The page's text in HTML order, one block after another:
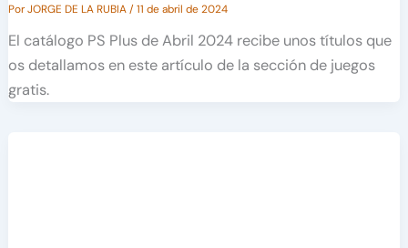
PorJORGE DE LA RUBIA/11 de abril de 2024
El catálogo PS Plus de Abril 2024 recibe unos títulos que
os detallamos en este artículo de la sección de juegos
gratis.